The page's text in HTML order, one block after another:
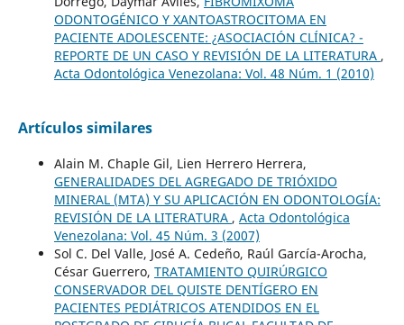
ODONTOGÉNICO Y XANTOASTROCITOMA EN
PACIENTE ADOLESCENTE: ¿ASOCIACIÓN CLÍNICA? -
REPORTE DE UN CASO Y REVISIÓN DE LA LITERATURA ,
Acta Odontológica Venezolana: Vol. 48 Núm. 1 (2010)
Artículos similares
Alain M. Chaple Gil, Lien Herrero Herrera,
GENERALIDADES DEL AGREGADO DE TRIÓXIDO
MINERAL (MTA) Y SU APLICACIÓN EN ODONTOLOGÍA:
REVISIÓN DE LA LITERATURA , Acta Odontológica
Venezolana: Vol. 45 Núm. 3 (2007)
Sol C. Del Valle, José A. Cedeño, Raúl García-Arocha,
César Guerrero, TRATAMIENTO QUIRÚRGICO
CONSERVADOR DEL QUISTE DENTÍGERO EN
PACIENTES PEDIÁTRICOS ATENDIDOS EN EL